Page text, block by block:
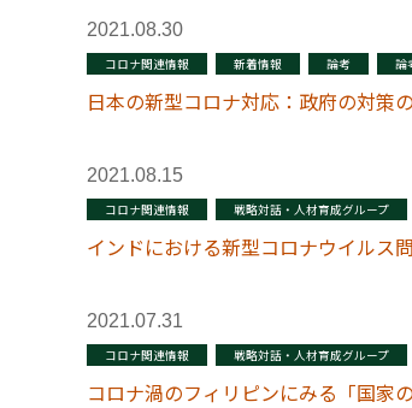
2021.08.30
コロナ関連情報 新着情報 論考 論
日本の新型コロナ対応：政府の対策
2021.08.15
コロナ関連情報 戦略対話・人材育成グループ
インドにおける新型コロナウイルス
2021.07.31
コロナ関連情報 戦略対話・人材育成グループ
コロナ渦のフィリピンにみる「国家